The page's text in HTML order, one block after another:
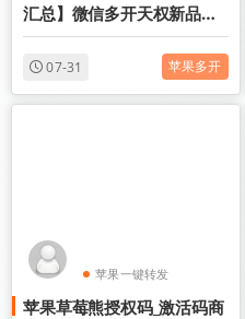
汇总】微信多开天权新品上
市
07-31 苹果多开
苹果一键转发
苹果TF微信多开
苹果草莓熊授权码_激活码商